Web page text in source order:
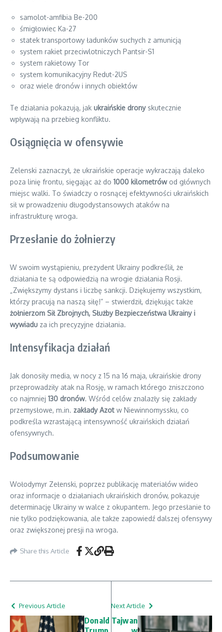
samolot-amfibia Be-200
śmigłowiec Ka-27
statek transportowy ładunków suchych z amunicją
system rakiet przeciwlotniczych Pantsir-S1
system rakietowy Tor
system komunikacyjny Redut-2US
oraz wiele dronów i innych obiektów
Te działania pokazują, jak ukraińskie dronyskutecznie
wpływają na przebieg konfliktu.
Osiągnięcia w ofensywie
Zelenski zaznaczył, że ukraińskie operacje wykraczają daleko
poza linię frontu, sięgając aż do 1000 kilometrówod głównych
miejsc walki. To świadczy o rosnącej efektywności ukraińskich
sił w prowadzeniu długodystansowych ataków na
infrastrukturę wroga.
Przesłanie do żołnierzy
W swoim wystąpieniu, prezydent Ukrainy podkreślił, że
działania te są odpowiedzią na wrogie działania Rosji.
„Zwiększymy dystans i liczbę sankcji. Dziękujemy wszystkim,
którzy pracują na naszą siłę!” – stwierdził, dziękując także
żołnierzom Sił Zbrojnych, Służby Bezpieczeństwa Ukrainy i
wywiadu za ich precyzyjne działania.
Intensyfikacja działań
Jak donosiły media, w nocy z 15 na 16 maja, ukraińskie drony
przeprowadziły atak na Rosję, w ramach którego zniszczono
co najmniej 130 dronów. Wśród celów znalazły się zakłady
przemysłowe, m.in. zakłady Azot w Niewinnomyssku, co
podkreśla wzrastającą intensywność ukraińskich działań
ofensywnych.
Podsumowanie
Wołodymyr Zełenski, poprzez publikację materiałów wideo
oraz informacje o działaniach ukraińskich dronów, pokazuje
determinację Ukrainy w walce z okupantem. Jego przesłanie to
nie tylko podziękowania, ale także zapowiedź dalszej ofensywy
oraz zwiększonej presji na wroga.
Share this Article
Previous Article
Donald
Next Article
Tajwan